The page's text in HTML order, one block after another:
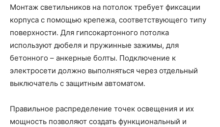
Монтаж светильников на потолок требует фиксации
корпуса с помощью крепежа, соответствующего типу
поверхности. Для гипсокартонного потолка
используют дюбеля и пружинные зажимы, для
бетонного – анкерные болты. Подключение к
электросети должно выполняться через отдельный
выключатель с защитным автоматом.
Правильное распределение точек освещения и их
мощность позволяют создать функциональный и